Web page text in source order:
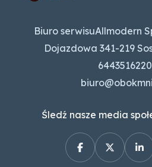
Biuro serwisuAllmodern
Dojazdowa 341-219
6443516220
Śledź nasze media